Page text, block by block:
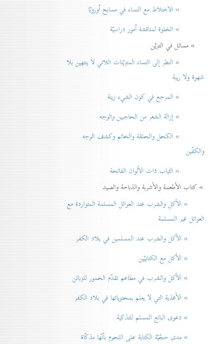
» الاختلاط مع النساء في مسابح اُوروبّا
» الخلوة لمناقشة اُمور دراسيّة
» مسائل في التزيّن
» النظر إلی النساء المتزيّنات اللاتي لا ينتهين بلا
شهوة ولا ريبة
» المرجع في كون الشيء زينة
» إزالة الشعر من الحاجبين والوجه
» الكحل والحلقة والخاتم وكشف الوجه
والكفّين
» الثياب ذات الألوان الفاتحة
» كتاب الأطعمة والأشربة والذباحة والصيد
» الأكل والشرب عند العوائل المسلمة المتواردة مع
العوائل غير المسلمة
» الأكل والشرب عند المسلمين في بلاد الكفر
» الأكل مع الكتابيّين
» الأكل والشرب في مطاعم تقدّم الخمور للزبائن
» الأغذية التي لا يعلم بمحتوياتها في بلاد الكفر
» دعوی البائع المسلم للتذكية
» مدی حجّيّة الكتابة على اللحوم بأنّها مذكّاة